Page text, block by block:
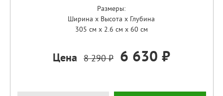
Размеры:
Ширина x Высота x Глубина
305 см x 2.6 см x 60 см
Цена 8 290 ₽ 6 630 ₽